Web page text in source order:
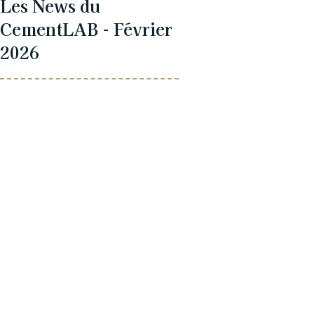
Les News du
CementLAB - Février
2026